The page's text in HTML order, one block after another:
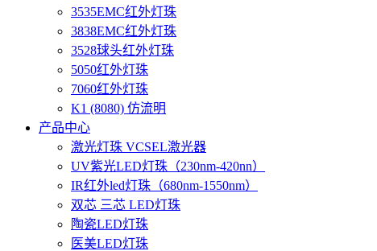
3535EMC红外灯珠
3838EMC红外灯珠
3528球头红外灯珠
5050红外灯珠
7060红外灯珠
K1 (8080) 仿流明
产品中心
激光灯珠 VCSEL激光器
UV紫光LED灯珠（230nm-420nn）
IR红外led灯珠（680nm-1550nm）
双芯 三芯 LED灯珠
陶瓷LED灯珠
医美LED灯珠